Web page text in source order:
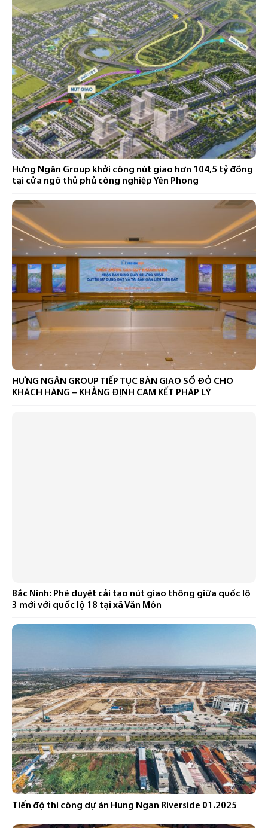
Hưng Ngân Group khởi công nút giao hơn 104,5 tỷ đồng
tại cửa ngõ thủ phủ công nghiệp Yên Phong
HƯNG NGÂN GROUP TIẾP TỤC BÀN GIAO SỔ ĐỎ CHO
KHÁCH HÀNG – KHẲNG ĐỊNH CAM KẾT PHÁP LÝ
Bắc Ninh: Phê duyệt cải tạo nút giao thông giữa quốc lộ
3 mới với quốc lộ 18 tại xã Văn Môn
Tiến độ thi công dự án Hung Ngan Riverside 01.2025